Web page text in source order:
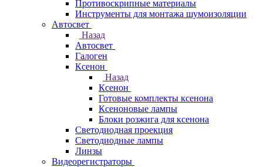
Противоскрипные материалы
Инструменты для монтажа шумоизоляции
Автосвет
Назад
Автосвет
Галоген
Ксенон
Назад
Ксенон
Готовые комплекты ксенона
Ксеноновые лампы
Блоки розжига для ксенона
Светодиодная проекция
Светодиодные лампы
Линзы
Видеорегистраторы